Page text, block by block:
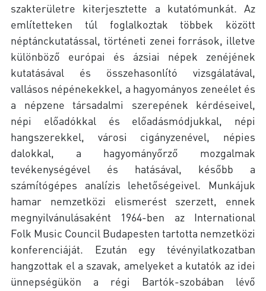
szakterületre kiterjesztette a kutatómunkát. Az
említetteken túl foglalkoztak többek között
néptánckutatással, történeti zenei források, illetve
különböző európai és ázsiai népek zenéjének
kutatásával és összehasonlító vizsgálatával,
vallásos népénekekkel, a hagyományos zeneélet és
a népzene társadalmi szerepének kérdéseivel,
népi előadókkal és előadásmódjukkal, népi
hangszerekkel, városi cigányzenével, népies
dalokkal, a hagyományőrző mozgalmak
tevékenységével és hatásával, később a
számítógépes analízis lehetőségeivel. Munkájuk
hamar nemzetközi elismerést szerzett, ennek
megnyilvánulásaként 1964-ben az International
Folk Music Council Budapesten tartotta nemzetközi
konferenciáját. Ezután egy tévényilatkozatban
hangzottak el a szavak, amelyeket a kutatók az idei
ünnepségükön a régi Bartók-szobában lévő